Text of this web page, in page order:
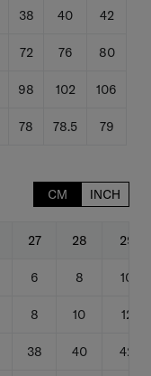
38 40 42
72 76 80
98 102 106
78 78.5 79
CM INCH
27 28 29
6 8 10
8 10 12
38 40 42